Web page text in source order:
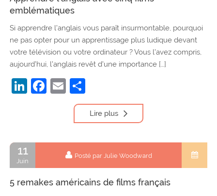
emblématiques
Si apprendre l’anglais vous paraît insurmontable, pourquoi
ne pas opter pour un apprentissage plus ludique devant
votre télévision ou votre ordinateur ? Vous l’avez compris,
aujourd’hui, l’anglais revêt d’une importance […]
LinkedIn
Facebook
Email
Lire plus
11
Juin
Posté par Julie Woodward
5 remakes américains de films français